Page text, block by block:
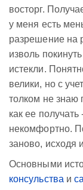
восторг.
у меня есть
разрешение на
изволь
истекли.
велики, но с
толком не знаю
как ее
некомфортно.
заново, исходя
Основными
консульства и